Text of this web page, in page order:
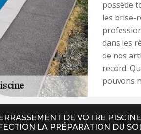
possède
les brise-
dans les
de nos
record.
pouvons
DE VOTRE
LA PRÉPARATION DU